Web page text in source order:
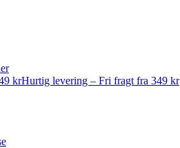
Hurtig levering – Fri fragt fra 349 kr